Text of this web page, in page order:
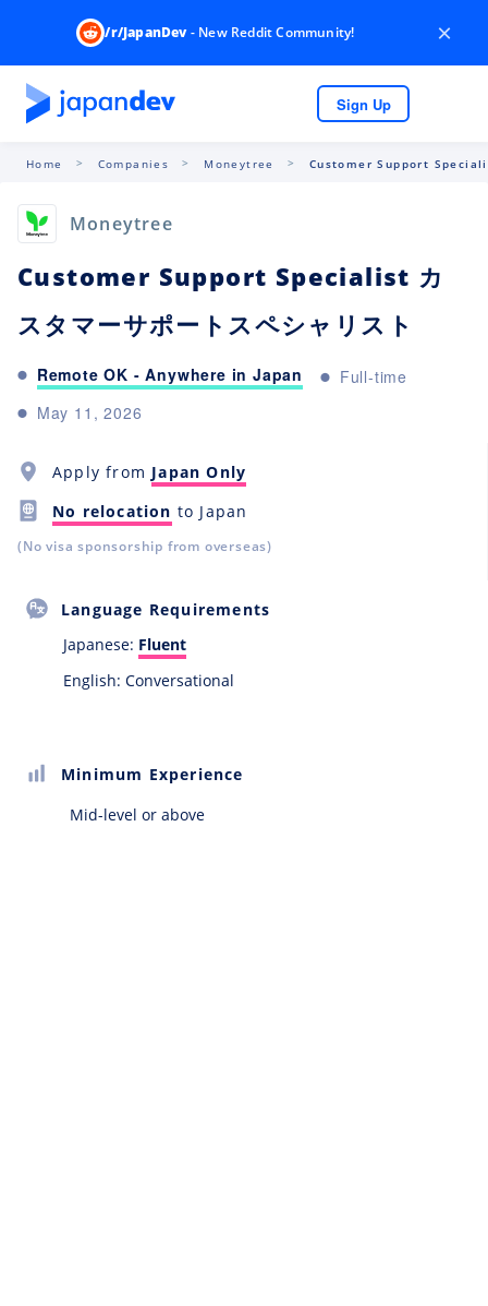
/r/JapanDev- New Reddit Community! ×
Sign Up
Home Companies Moneytree Customer Support
Moneytree
Customer Support Specialist カ
スタマーサポートスペシャリスト
Remote OK - Anywhere in Japan
Full-time
May 11, 2026
Apply from Japan Only
No relocation to Japan
(No visa sponsorship from overseas)
Language Requirements
Japanese: Fluent
English: Conversational
Minimum Experience
Mid-level or above